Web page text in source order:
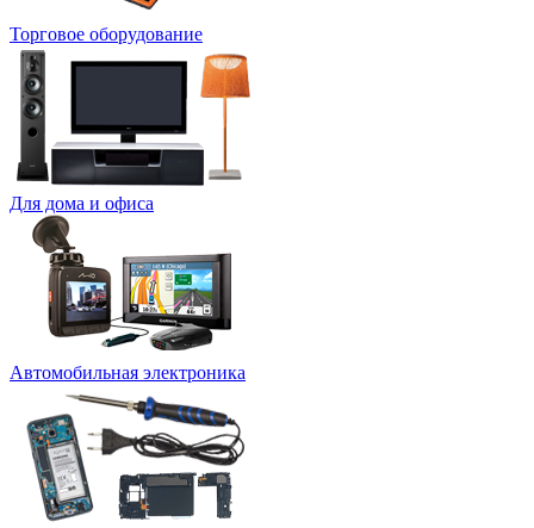
Торговое оборудование
Для дома и офиса
Автомобильная электроника